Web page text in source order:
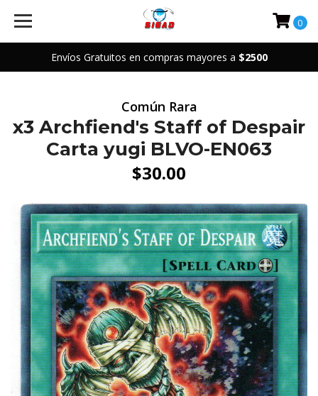
Envíos Gratuitos en compras mayores a $2500
0
Común Rara
x3 Archfiend's Staff of Despair
Carta yugi BLVO-EN063
$30.00